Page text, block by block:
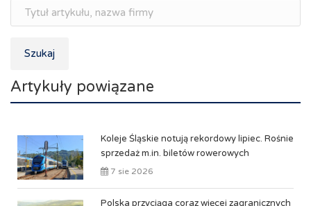
Szukaj
Artykuły powiązane
Koleje Śląskie notują rekordowy lipiec. Rośnie
sprzedaż m.in. biletów rowerowych
7 sie 2026
Polska przyciąga coraz więcej zagranicznych